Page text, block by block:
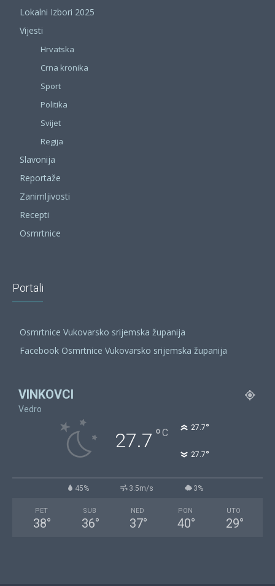
Lokalni Izbori 2025
Vijesti
Hrvatska
Crna kronika
Sport
Politika
Svijet
Regija
Slavonija
Reportaže
Zanimljivosti
Recepti
Osmrtnice
Portali
Osmrtnice Vukovarsko srijemska županija
Facebook Osmrtnice Vukovarsko srijemska županija
VINKOVCI
Vedro
27.7 °C 27.7°
27.7°
45% 3.5m/s 3%
PET
38°
SUB
36°
NED
37°
PON
40°
UTO
29°